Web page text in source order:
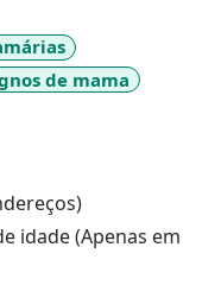
saúde e o bem-
e ajudá-los a cuidar
mamárias.
de mama
idade (Apenas em